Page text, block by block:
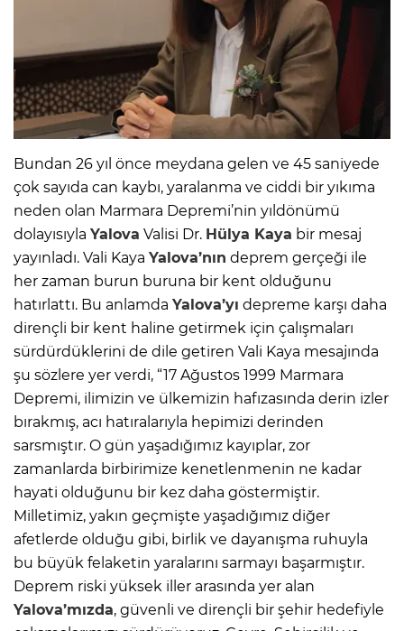
Bundan 26 yıl önce meydana gelen ve 45 saniyede
çok sayıda can kaybı, yaralanma ve ciddi bir yıkıma
neden olan Marmara Depremi’nin yıldönümü
dolayısıyla Yalova Valisi Dr. Hülya Kaya bir mesaj
yayınladı. Vali Kaya Yalova’nın deprem gerçeği ile
her zaman burun buruna bir kent olduğunu
hatırlattı. Bu anlamda Yalova’yı depreme karşı daha
dirençli bir kent haline getirmek için çalışmaları
sürdürdüklerini de dile getiren Vali Kaya mesajında
şu sözlere yer verdi, “17 Ağustos 1999 Marmara
Depremi, ilimizin ve ülkemizin hafızasında derin izler
bırakmış, acı hatıralarıyla hepimizi derinden
sarsmıştır. O gün yaşadığımız kayıplar, zor
zamanlarda birbirimize kenetlenmenin ne kadar
hayati olduğunu bir kez daha göstermiştir.
Milletimiz, yakın geçmişte yaşadığımız diğer
afetlerde olduğu gibi, birlik ve dayanışma ruhuyla
bu büyük felaketin yaralarını sarmayı başarmıştır.
Deprem riski yüksek iller arasında yer alan
Yalova’mızda, güvenli ve dirençli bir şehir hedefiyle